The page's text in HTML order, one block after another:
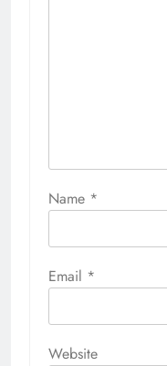
Name *
Email *
Website